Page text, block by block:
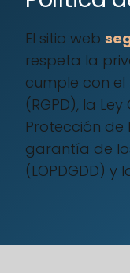
El sitio web
respeta la
cumple con el
(RGPD), la
Protección de
garantía de
(LOPDGDD) y